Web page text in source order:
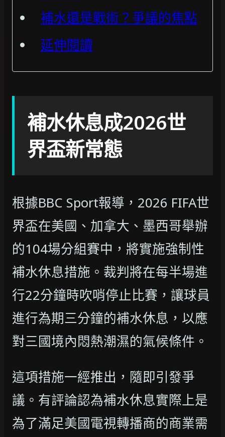
補水還是戰術？爭議的焦點
延伸閱讀
補水休息成2026世
界盃新常態
根據BBC Sport報導，2026 FIFA世
界盃在美國、加拿大、墨西哥舉辦
的104場分組賽中，將實施強制性
補水休息措施。裁判將在每半場進
行22分鐘時吹哨停止比賽，讓球員
進行為期三分鐘的補水休息，以應
對三國境內悶熱潮濕的氣候條件。
這項措施一經推出，隨即引發爭
議。有評論認為補水休息實際上是
為了滿足美國電視轉播商的商業需